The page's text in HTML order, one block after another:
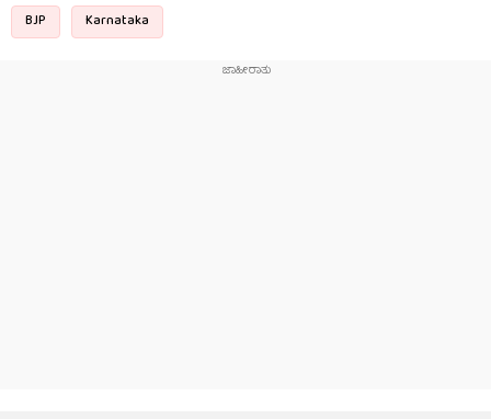
BJP Karnataka